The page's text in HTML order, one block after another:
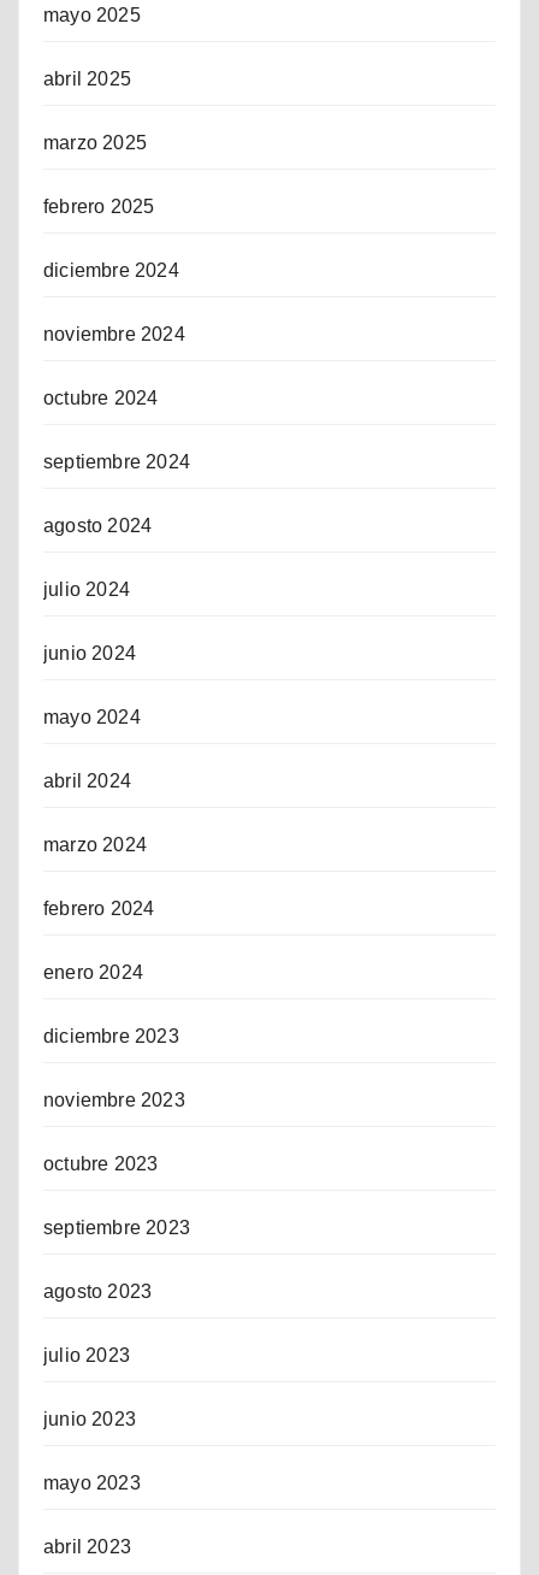
mayo 2025
abril 2025
marzo 2025
febrero 2025
diciembre 2024
noviembre 2024
octubre 2024
septiembre 2024
agosto 2024
julio 2024
junio 2024
mayo 2024
abril 2024
marzo 2024
febrero 2024
enero 2024
diciembre 2023
noviembre 2023
octubre 2023
septiembre 2023
agosto 2023
julio 2023
junio 2023
mayo 2023
abril 2023